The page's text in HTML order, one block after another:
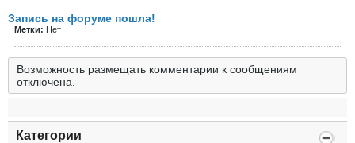
Запись на форуме пошла!
Метки: Нет
Возможность размещать комментарии к сообщениям
отключена.
Категории